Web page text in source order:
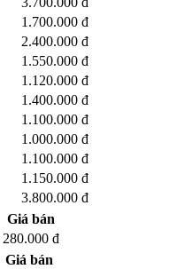
1.700.000 đ
2.400.000 đ
1.550.000 đ
1.120.000 đ
1.400.000 đ
1.100.000 đ
1.000.000 đ
1.100.000 đ
1.150.000 đ
3.800.000 đ
Giá bán
280.000 đ
Giá bán